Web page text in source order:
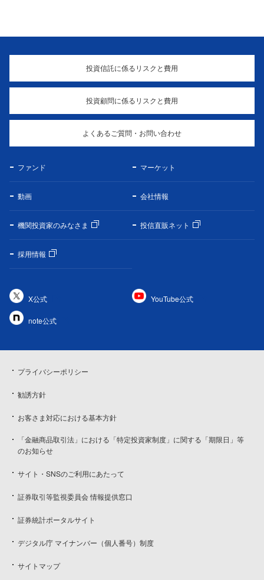
投資信託に係るリスクと費用
投資顧問に係るリスクと費用
よくあるご質問・お問い合わせ
ファンド マーケット
動画 会社情報
機関投資家のみなさま 投信直販ネット
採用情報
X公式 YouTube公式
note公式
プライバシーポリシー
勧誘方針
お客さま対応における基本方針
「金融商品取引法」における「特定投資家制度」に関する「期限日」等
のお知らせ
サイト・SNSのご利用にあたって
証券取引等監視委員会 情報提供窓口
証券統計ポータルサイト
デジタル庁 マイナンバー（個人番号）制度
サイトマップ